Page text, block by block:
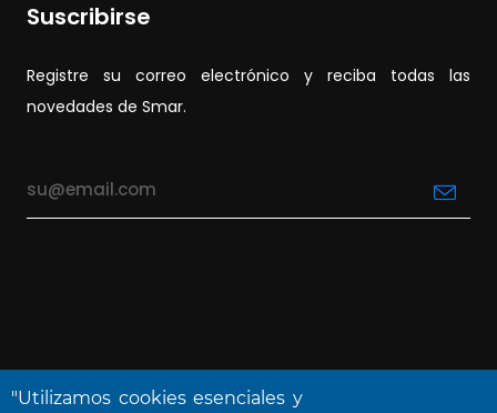
Suscribirse
Registre su correo electrónico y reciba todas las
novedades de Smar.
"Utilizamos cookies esenciales y